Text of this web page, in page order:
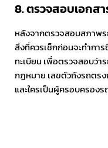
8. ตรวจสอบเอกสา
หลังจากตรวจสอบสภาพ
สิ่งที่ควรเช็กก่อนจะทำกา
ทะเบียน เพื่อตรวจสอบว่
กฎหมาย เลขตัวถังรถตร
และใครเป็นผู้ครอบครอง